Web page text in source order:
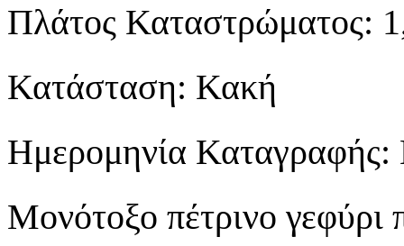
Πλάτος Καταστρώματος:
Κατάσταση: Κακή
Ημερομηνία
Μονότοξο πέτρινο γεφύρι